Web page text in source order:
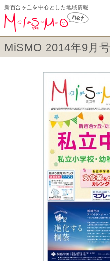
新百合ヶ丘を中心とした地域情報
MiSMO 2014年9月号